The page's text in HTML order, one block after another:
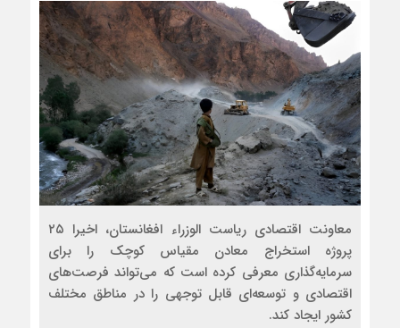
معاونت اقتصادی ریاست الوزراء افغانستان، اخیرا ۲۵
پروژه استخراج معادن مقیاس کوچک را برای
سرمایه‌گذاری معرفی کرده است که می‌تواند فرصت‌های
اقتصادی و توسعه‌ای قابل توجهی را در مناطق مختلف
کشور ایجاد کند.